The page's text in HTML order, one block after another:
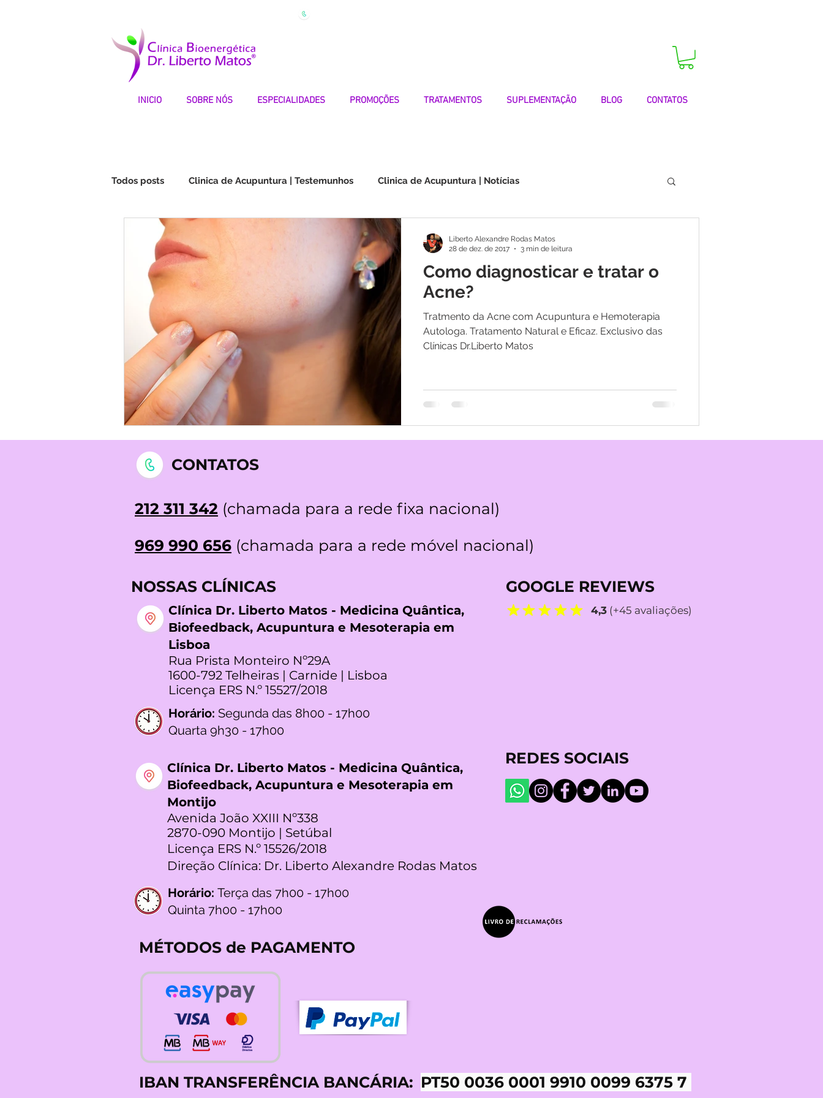
INICIO SOBRE NÓS ESPECIALIDADES PROMOÇÕES TRATAMENTOS SUPLEMENTAÇÃO BLOG CONTATOS
Todos posts Clinica de Acupuntura | Testemunhos Clinica de Acupuntura | Notícias
Fibromialgia | Testemunhos Choque na Orelha | Testemunhos
STOP DEPRESSÃO | Testemunhos Medicina Quântica | TestemunhosComo diagnosticar e tratar o
Acne?
Tratmento da Acne com Acupuntura e Hemoterapia
Autologa. Tratamento Natural e Eficaz. Exclusivo das
Clínicas Dr.Liberto Matos
Liberto Alexandre Rodas Matos
28 de dez. de 2017
3 min de leitura
CONTATOS
212 311 342 (chamada para a rede fixa nacional)
969 990 656 (chamada para a rede móvel nacional)
NOSSAS CLÍNICAS
Clínica Dr. Liberto Matos - Medicina Quântica,
Biofeedback, Acupuntura e Mesoterapia em
Lisboa
Rua Prista Monteiro Nº29A
1600-792 Telheiras | Carnide | Lisboa
Licença ERS N.º 15527/2018
GOOGLE REVIEWS
4,3 (+45 avaliações)
Horário: Segunda das 8h00 - 17h00
Quarta 9h30 - 17h00
Clínica Dr. Liberto Matos - Medicina Quântica,
Biofeedback, Acupuntura e Mesoterapia em
Montijo
Avenida João XXIII Nº338
2870-090 Montijo | Setúbal
Licença ERS N.º 15526/2018
Direção Clínica: Dr. Liberto Alexandre Rodas Matos
REDES SOCIAIS
Horário: Terça das 7h00 - 17h00
Quinta 7h00 - 17h00
MÉTODOS de PAGAMENTO
IBAN TRANSFERÊNCIA BANCÁRIA: PT50 0036 0001 9910 0099 6375 7